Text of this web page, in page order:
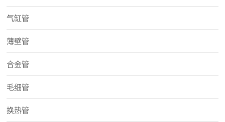
气缸管
薄壁管
合金管
毛细管
换热管